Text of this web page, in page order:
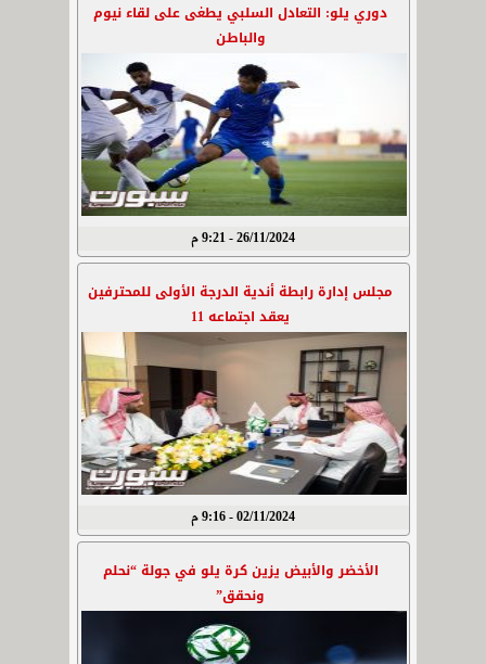
دوري يلو: التعادل السلبي يطغى على لقاء نيوم
والباطن
26/11/2024 - 9:21 م
مجلس إدارة رابطة أندية الدرجة الأولى للمحترفين
يعقد اجتماعه 11
02/11/2024 - 9:16 م
الأخضر والأبيض يزين كرة يلو في جولة “نحلم
ونحقق”